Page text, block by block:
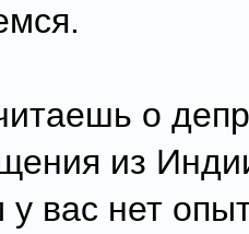
о
из
у вас нет